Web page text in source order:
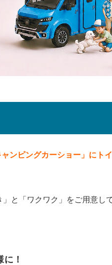
ャンピングカーショー」にト
と「ワクワク」をご用意し
！